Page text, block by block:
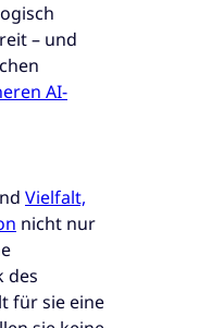
– und
AI-
Vielfalt,
nicht nur
des
für sie eine